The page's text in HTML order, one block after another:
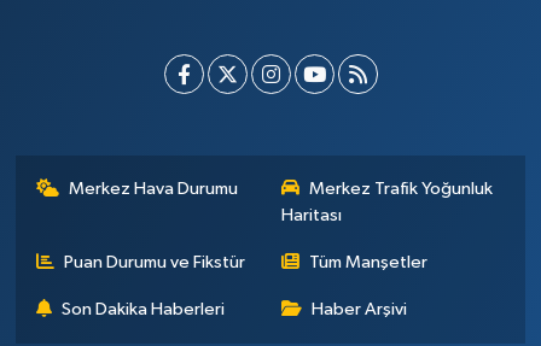
Merkez Hava Durumu
Merkez Trafik Yoğunluk
Haritası
Puan Durumu ve Fikstür Tüm Manşetler
Son Dakika Haberleri Haber Arşivi